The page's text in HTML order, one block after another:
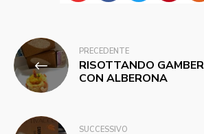
Navigazione
articoli
PRECEDENTE
RISOTTANDO
CON ALBERONA
SUCCESSIVO